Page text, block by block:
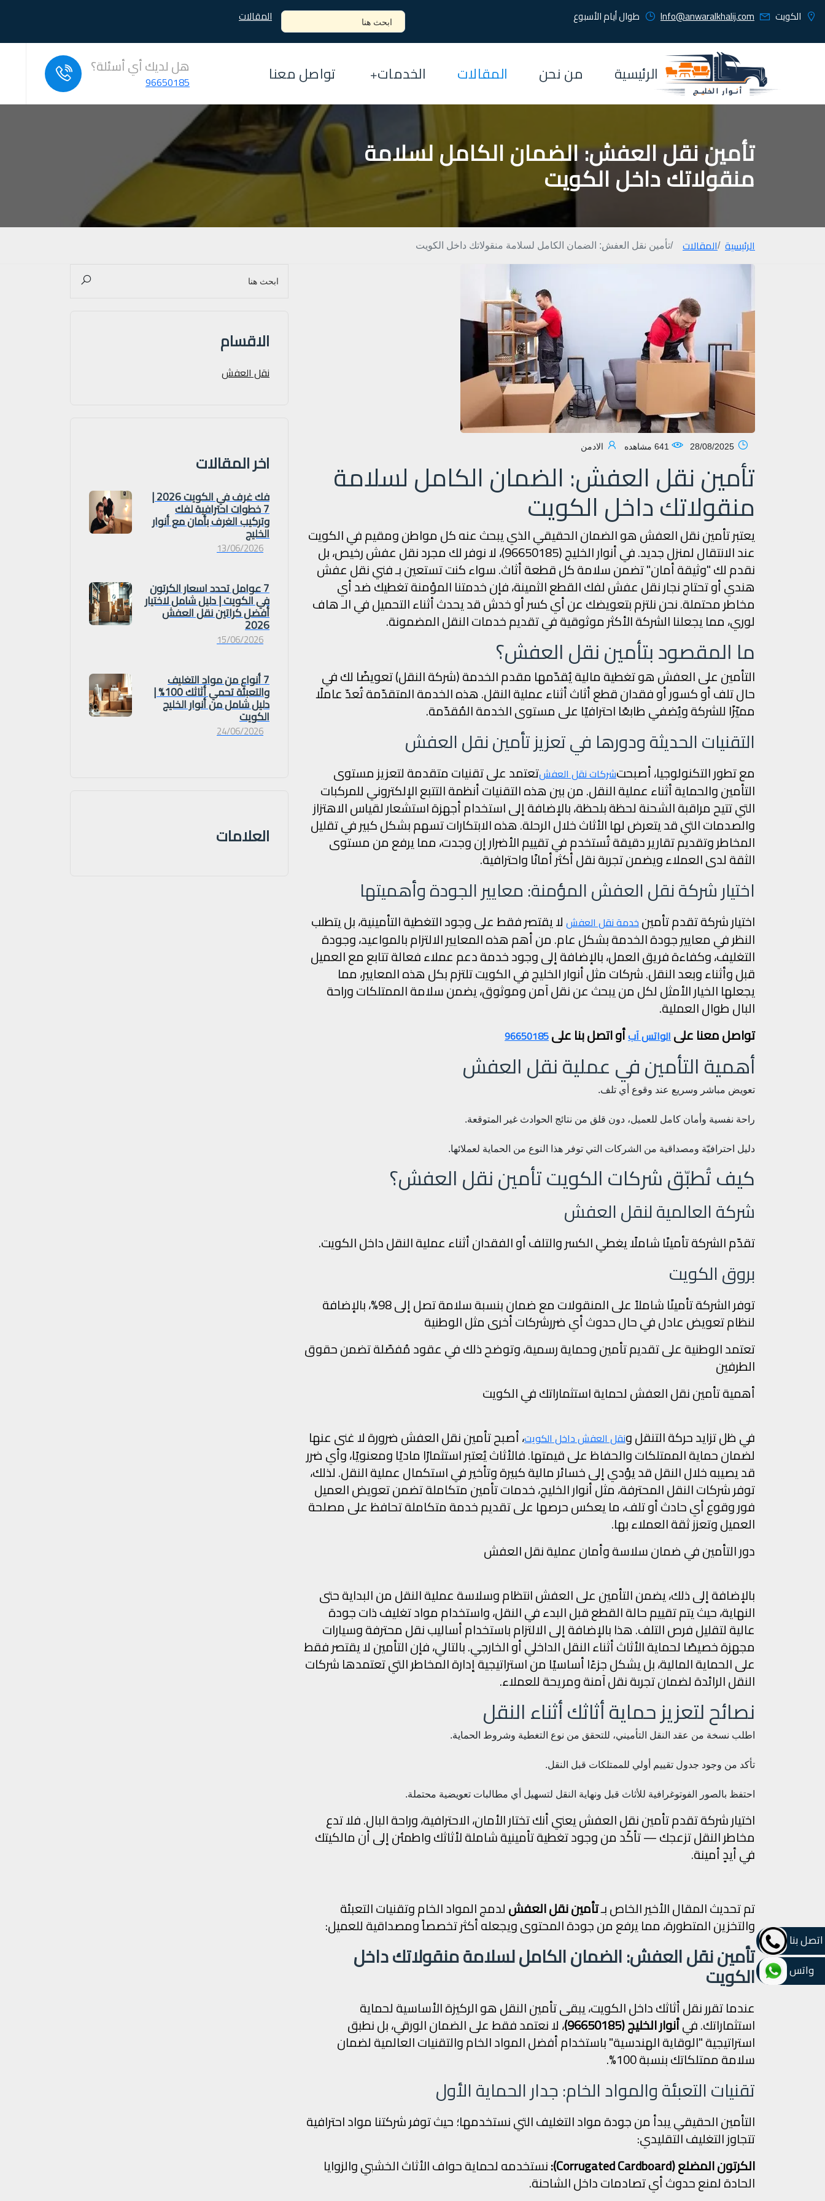
الكويت Info@anwaralkhalij.com طوال أيام الأسبوع المقالات
الرئيسية من نحن المقالات الخدمات تواصل معنا هل لديك أي أسئلة؟
96650185
تأمين نقل العفش: الضمان الكامل لسلامة
منقولاتك داخل الكويت
الرئيسية المقالات تأمين نقل العفش: الضمان الكامل لسلامة منقولاتك داخل الكويت
الادمن
تأمين نقل العفش: الضمان الكامل لسلامة
منقولاتك داخل الكويت
يعتبر تأمين نقل العفش هو الضمان الحقيقي الذي يبحث عنه كل مواطن ومقيم في الكويت
عند الانتقال لمنزل جديد. في أنوار الخليج (96650185)، لا نوفر لك مجرد نقل عفش رخيص، بل
نقدم لك "وثيقة أمان" تضمن سلامة كل قطعة أثاث. سواء كنت تستعين بـ فني نقل عفش
هندي أو تحتاج نجار نقل عفش لفك القطع الثمينة، فإن خدمتنا المؤمنة تغطيك ضد أي
مخاطر محتملة. نحن نلتزم بتعويضك عن أي كسر أو خدش قد يحدث أثناء التحميل في الـ هاف
لوري، مما يجعلنا الشركة الأكثر موثوقية في تقديم خدمات النقل المضمونة.
ما المقصود بتأمين نقل العفش؟
التأمين على العفش هو تغطية مالية يُقدّمها مقدم الخدمة (شركة النقل) تعويضًا لك في
حال تلف أو كسور أو فقدان قطع أثاث أثناء عملية النقل. هذه الخدمة المتقدّمة تُعدّ عاملًا
مميّزًا للشركة ويُضفي طابعًا احترافيًا على مستوى الخدمة المُقدّمة.
التقنيات الحديثة ودورها في تعزيز تأمين نقل العفش
مع تطور التكنولوجيا، أصبحتشركات نقل العفشتعتمد على تقنيات متقدمة لتعزيز مستوى
التأمين والحماية أثناء عملية النقل. من بين هذه التقنيات أنظمة التتبع الإلكتروني للمركبات
التي تتيح مراقبة الشحنة لحظة بلحظة، بالإضافة إلى استخدام أجهزة استشعار لقياس الاهتزاز
والصدمات التي قد يتعرض لها الأثاث خلال الرحلة. هذه الابتكارات تسهم بشكل كبير في تقليل
المخاطر وتقديم تقارير دقيقة تُستخدم في تقييم الأضرار إن وجدت، مما يرفع من مستوى
الثقة لدى العملاء ويضمن تجربة نقل أكثر أمانًا واحترافية.
اختيار شركة نقل العفش المؤمنة: معايير الجودة وأهميتها
اختيار شركة تقدم تأمينخدمة نقل العفش لا يقتصر فقط على وجود التغطية التأمينية، بل يتطلب
النظر في معايير جودة الخدمة بشكل عام. من أهم هذه المعايير الالتزام بالمواعيد، وجودة
التغليف، وكفاءة فريق العمل، بالإضافة إلى وجود خدمة دعم عملاء فعالة تتابع مع العميل
قبل وأثناء وبعد النقل. شركات مثل أنوار الخليج في الكويت تلتزم بكل هذه المعايير، مما
يجعلها الخيار الأمثل لكل من يبحث عن نقل آمن وموثوق، يضمن سلامة الممتلكات وراحة
البال طوال العملية.
تواصل معنا علىالواتس آبأو اتصل بنا على96650185
أهمية التأمين في عملية نقل العفش
تعويض مباشر وسريع عند وقوع أي تلف.
راحة نفسية وأمان كامل للعميل، دون قلق من نتائج الحوادث غير المتوقعة.
دليل احترافيّة ومصداقية من الشركات التي توفر هذا النوع من الحماية لعملائها.
كيف تُطبّق شركات الكويت تأمين نقل العفش؟
شركة العالمية لنقل العفش
تقدّم الشركة تأمينًا شاملًا يغطي الكسر والتلف أو الفقدان أثناء عملية النقل داخل الكويت.
بروق الكويت
توفر الشركة تأمينًا شاملاً على المنقولات مع ضمان بنسبة سلامة تصل إلى 98%، بالإضافة
لنظام تعويض عادل في حال حدوث أي ضررشركات أخرى مثل الوطنية
تعتمد الوطنية على تقديم تأمين وحماية رسمية، وتوضح ذلك في عقود مُفصّلة تضمن حقوق
الطرفين
أهمية تأمين نقل العفش لحماية استثماراتك في الكويت
في ظل تزايد حركة التنقل ونقل العفش داخل الكويت، أصبح تأمين نقل العفش ضرورة لا غنى عنها
لضمان حماية الممتلكات والحفاظ على قيمتها. فالأثاث يُعتبر استثمارًا ماديًا ومعنويًا، وأي ضرر
قد يصيبه خلال النقل قد يؤدي إلى خسائر مالية كبيرة وتأخير في استكمال عملية النقل. لذلك،
توفر شركات النقل المحترفة، مثل أنوار الخليج، خدمات تأمين متكاملة تضمن تعويض العميل
فور وقوع أي حادث أو تلف، ما يعكس حرصها على تقديم خدمة متكاملة تحافظ على مصلحة
العميل وتعزز ثقة العملاء بها.
دور التأمين في ضمان سلاسة وأمان عملية نقل العفش
بالإضافة إلى ذلك، يضمن التأمين على العفش انتظام وسلاسة عملية النقل من البداية حتى
النهاية، حيث يتم تقييم حالة القطع قبل البدء في النقل، واستخدام مواد تغليف ذات جودة
عالية لتقليل فرص التلف. هذا بالإضافة إلى الالتزام باستخدام أساليب نقل محترفة وسيارات
مجهزة خصيصًا لحماية الأثاث أثناء النقل الداخلي أو الخارجي. بالتالي، فإن التأمين لا يقتصر فقط
على الحماية المالية، بل يشكل جزءًا أساسيًا من استراتيجية إدارة المخاطر التي تعتمدها شركات
النقل الرائدة لضمان تجربة نقل آمنة ومريحة للعملاء.
نصائح لتعزيز حماية أثاثك أثناء النقل
اطلب نسخة من عقد النقل التأميني، للتحقق من نوع التغطية وشروط الحماية.
تأكد من وجود جدول تقييم أولي للممتلكات قبل النقل.
احتفظ بالصور الفوتوغرافية للأثاث قبل ونهاية النقل لتسهيل أي مطالبات تعويضية محتملة.
اختيار شركة تقدم تأمين نقل العفش يعني أنك تختار الأمان، الاحترافية، وراحة البال. فلا تدع
مخاطر النقل تزعجك — تأكّد من وجود تغطية تأمينية شاملة لأثاثك واطمئن إلى أن مالكيتك
في أيدٍ أمينة.
تم تحديث المقال الأخير الخاص بـتأمين نقل العفشلدمج المواد الخام وتقنيات التعبئة
والتخزين المتطورة، مما يرفع من جودة المحتوى ويجعله أكثر تخصصاً ومصداقية للعميل:
تأمين نقل العفش: الضمان الكامل لسلامة منقولاتك داخل
الكويت
عندما تقرر نقل أثاثك داخل الكويت، يبقى تأمين النقل هو الركيزة الأساسية لحماية
استثماراتك. فيأنوار الخليج (96650185) ، لا نعتمد فقط على الضمان الورقي، بل نطبق
استراتيجية "الوقاية الهندسية" باستخدام أفضل المواد الخام والتقنيات العالمية لضمان
سلامة ممتلكاتك بنسبة 100%.
تقنيات التعبئة والمواد الخام: جدار الحماية الأول
التأمين الحقيقي يبدأ من جودة مواد التغليف التي نستخدمها؛ حيث توفر شركتنا مواد احترافية
تتجاوز التغليف التقليدي:
الكرتون المضلع (Corrugated Cardboard):
نستخدمه لحماية حواف الأثاث الخشبي والزوايا
الحادة لمنع حدوث أي تصادمات داخل الشاحنة.
الاقسام
نقل العفش
اخر المقالات
فك غرف في الكويت 2026 |
7 خطوات احترافية لفك
وتركيب الغرف بأمان مع أنوار
الخليج
13/06/2026
7 عوامل تحدد اسعار الكرتون
في الكويت | دليل شامل لاختيار
أفضل كراتين نقل العفش
2026
15/06/2026
7 أنواع من مواد التغليف
والتعبئة تحمي أثاثك 100% |
دليل شامل من أنوار الخليج
الكويت
24/06/2026
العلامات
اتصل بنا
واتس